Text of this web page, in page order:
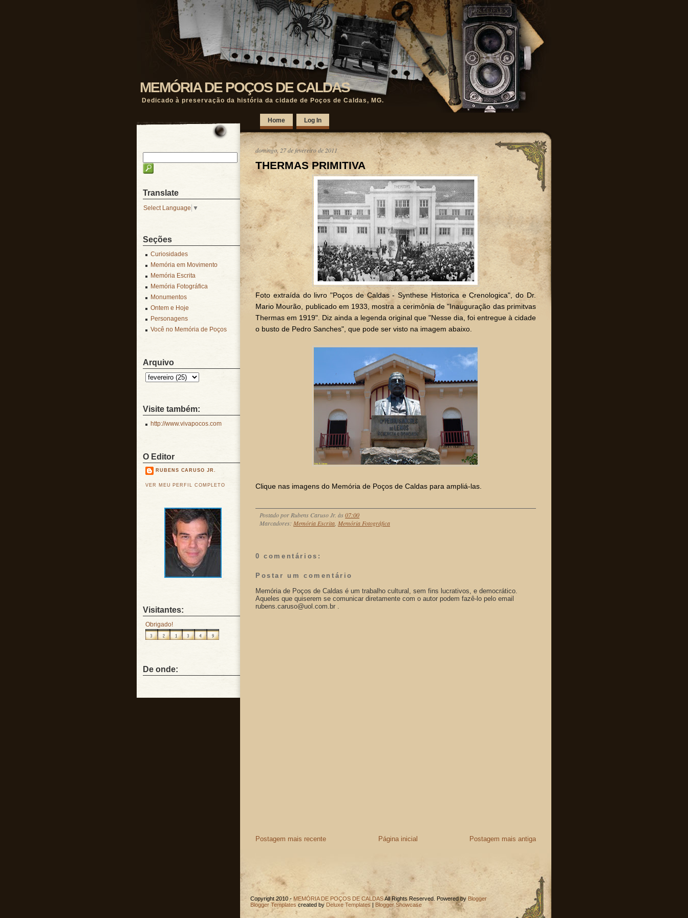
MEMÓRIA DE POÇOS DE CALDAS
Dedicado à preservação da história da cidade de Poços de Caldas, MG.
Home Log In
domingo, 27 de fevereiro de 2011
THERMAS PRIMITIVA
Foto extraída do livro "Poços de Caldas - Synthese Historica e Crenologica", do Dr.
Mario Mourão, publicado em 1933, mostra a cerimônia de "Inauguração das primitvas
Thermas em 1919". Diz ainda a legenda original que "Nesse dia, foi entregue à cidade
o busto de Pedro Sanches", que pode ser visto na imagem abaixo.
Clique nas imagens do Memória de Poços de Caldas para ampliá-las.
Postado por Rubens Caruso Jr. às07:00
Marcadores: Memória Escrita Memória Fotográfica
0 comentários:
Postar um comentário
Memória de Poços de Caldas é um trabalho cultural, sem fins lucrativos, e democrático.
Aqueles que quiserem se comunicar diretamente com o autor podem fazê-lo pelo email
rubens.caruso@uol.com.br .
Postagem mais recente Postagem mais antiga
Página inicial
Translate
Select Language ▼
Seções
Curiosidades
Memória em Movimento
Memória Escrita
Memória Fotográfica
Monumentos
Ontem e Hoje
Personagens
Você no Memória de Poços
Arquivo
Visite também:
http://www.vivapocos.com
O Editor
RUBENS CARUSO JR.
VER MEU PERFIL COMPLETO
Visitantes:
Obrigado!
De onde:
Copyright 2010 - MEMÓRIA DE POÇOS DE CALDASAll Rights Reserved. Powered by Blogger
Blogger Templates created by Deluxe Templates | Blogger Showcase